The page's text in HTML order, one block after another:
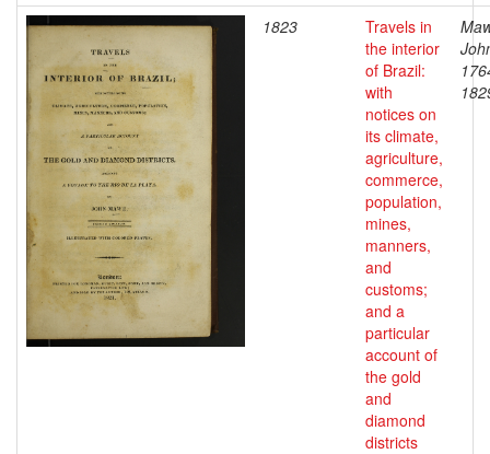
1823
Travels in
the interior
of Brazil:
with
notices on
its climate,
agriculture,
commerce,
population,
mines,
manners,
and
customs;
and a
particular
account of
the gold
and
diamond
districts